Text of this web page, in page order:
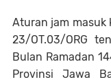
Aturan jam masuk
23/OT.03/ORG
Bulan Ramadan
Provinsi Jawa